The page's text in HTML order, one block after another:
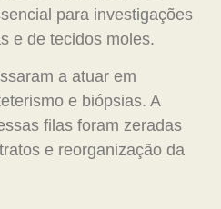
para investigações
e de tecidos moles.
a atuar em
e biópsias. A
filas foram zeradas
e reorganização da